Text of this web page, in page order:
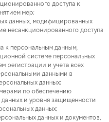
доступа к
мер;
данных, модифицированных
несанкционированного доступа
к персональным данным,
системе персональных
регистрации и учета всех
данными в
данных;
по обеспечению
и уровня защищенности
данных;
данных и документов,